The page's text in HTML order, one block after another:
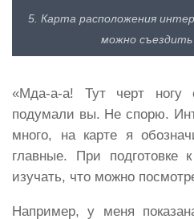
5. Карта расположения
можно
«Мда-а-а! Тут черт ногу
подумали вы. Не спорю.
много, на карте я
главные. При подготовке
изучать, что можно
Например, у меня